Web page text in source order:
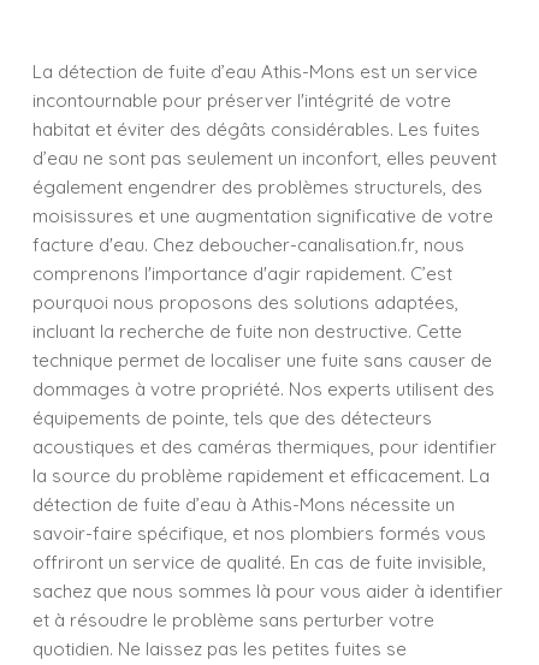
La détection de fuite d’eau Athis-Mons est un service
incontournable pour préserver l'intégrité de votre
habitat et éviter des dégâts considérables. Les fuites
d’eau ne sont pas seulement un inconfort, elles peuvent
également engendrer des problèmes structurels, des
moisissures et une augmentation significative de votre
facture d'eau. Chez deboucher-canalisation.fr, nous
comprenons l'importance d'agir rapidement. C’est
pourquoi nous proposons des solutions adaptées,
incluant la recherche de fuite non destructive. Cette
technique permet de localiser une fuite sans causer de
dommages à votre propriété. Nos experts utilisent des
équipements de pointe, tels que des détecteurs
acoustiques et des caméras thermiques, pour identifier
la source du problème rapidement et efficacement. La
détection de fuite d’eau à Athis-Mons nécessite un
savoir-faire spécifique, et nos plombiers formés vous
offriront un service de qualité. En cas de fuite invisible,
sachez que nous sommes là pour vous aider à identifier
et à résoudre le problème sans perturber votre
quotidien. Ne laissez pas les petites fuites se